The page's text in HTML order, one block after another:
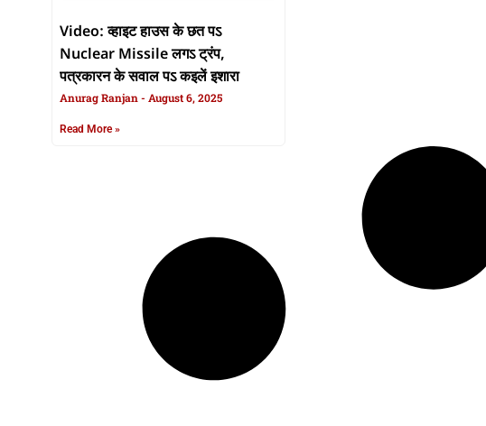
Video: व्हाइट हाउस के छत पऽ
Nuclear Missile लगऽ ट्रंप,
पत्रकारन के सवाल पऽ कइलें इशारा
Anurag Ranjan August 6, 2025
Read More »